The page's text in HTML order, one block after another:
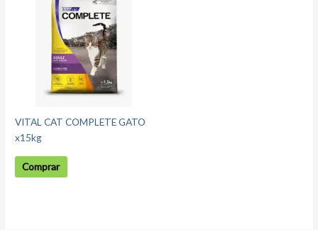
VITAL CAT COMPLETE GATO
x15kg
Comprar